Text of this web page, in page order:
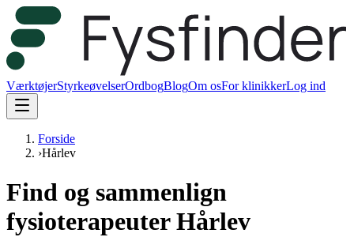
VærktøjerStyrkeøvelserOrdbogBlogOm osFor klinikkerLog ind
Forside
›Hårlev
Find og sammenlign
fysioterapeuter Hårlev